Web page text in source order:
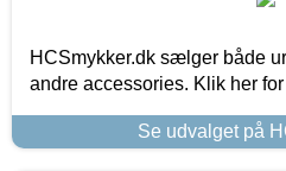
HCSmykker.dk sælger både
andre accessories. Klik her
Se udvalget på